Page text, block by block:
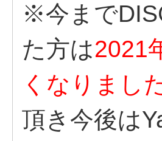
※今まで
た方は2021
くなりまし
頂き今後は